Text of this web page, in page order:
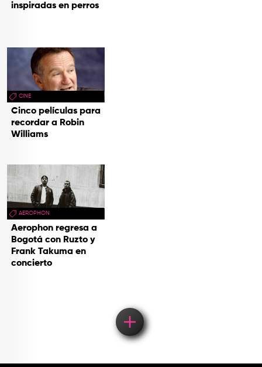
inspiradas en perros
CINE
Cinco películas para
recordar a Robin
Williams
AEROPHON
Aerophon regresa a
Bogotá con Ruzto y
Frank Takuma en
concierto